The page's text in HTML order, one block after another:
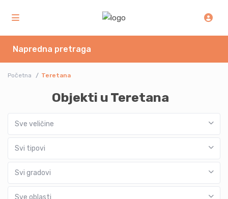
Napredna pretraga
Početna Teretana
Objekti u Teretana
Sve veličine
Svi tipovi
Svi gradovi
Sve oblasti